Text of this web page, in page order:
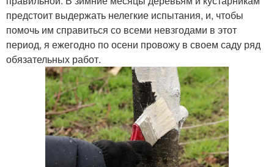
предстоит выдержать нелегкие испытания, и, чтобы
помочь им справиться со всеми невзгодами в этот
период, я ежегодно по осени провожу в своем саду ряд
обязательных работ.